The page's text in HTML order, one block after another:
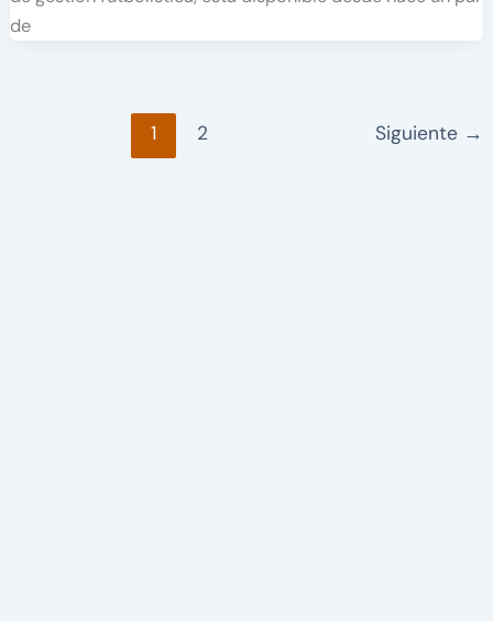
de
1 2 Siguiente →